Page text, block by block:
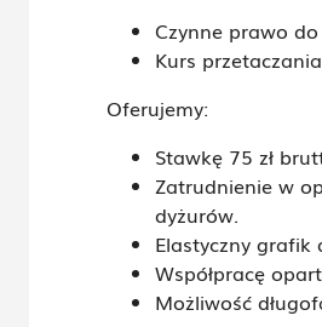
Czynne prawo
Kurs
Oferujemy:
Stawkę 75 zł
Zatrudnienie w
dyżurów.
Elastyczny
Współpracę
Możliwość